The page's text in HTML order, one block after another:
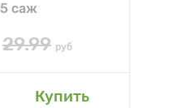
5 саж
29.99 руб
Купить